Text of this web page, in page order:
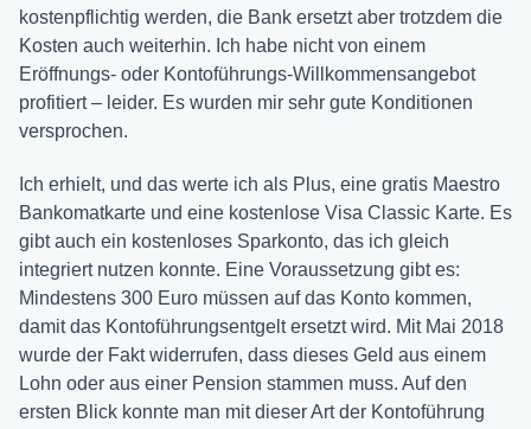
kostenpflichtig werden, die Bank ersetzt aber trotzdem die
Kosten auch weiterhin. Ich habe nicht von einem
Eröffnungs- oder Kontoführungs-Willkommensangebot
profitiert – leider. Es wurden mir sehr gute Konditionen
versprochen.
Ich erhielt, und das werte ich als Plus, eine gratis Maestro
Bankomatkarte und eine kostenlose Visa Classic Karte. Es
gibt auch ein kostenloses Sparkonto, das ich gleich
integriert nutzen konnte. Eine Voraussetzung gibt es:
Mindestens 300 Euro müssen auf das Konto kommen,
damit das Kontoführungsentgelt ersetzt wird. Mit Mai 2018
wurde der Fakt widerrufen, dass dieses Geld aus einem
Lohn oder aus einer Pension stammen muss. Auf den
ersten Blick konnte man mit dieser Art der Kontoführung